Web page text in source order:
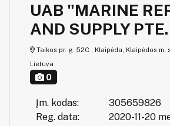
UAB "MARINE
AND SUPPLY
Taikos pr. g. 52C , Klaipėda, Klaipėdos m.
Lietuva
0
Įm. kodas:
305659826
Reg. data:
2020-11-20